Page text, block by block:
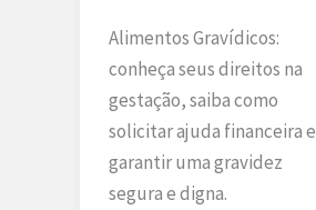
Alimentos Gravídicos:
conheça seus direitos na
gestação, saiba como
solicitar ajuda financeira e
garantir uma gravidez
segura e digna.